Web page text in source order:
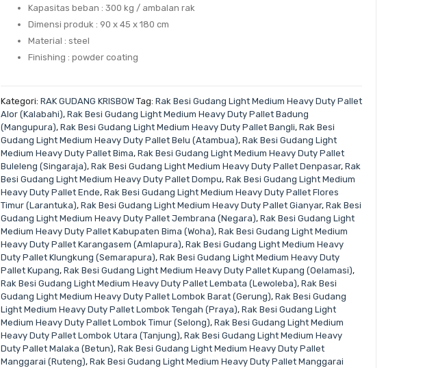
Kapasitas beban : 300 kg / ambalan rak
Dimensi produk : 90 x 45 x 180 cm
Material : steel
Finishing : powder coating
Kategori: RAK GUDANG KRISBOW Tag: Rak Besi Gudang Light Medium Heavy Duty Pallet
Alor (Kalabahi), Rak Besi Gudang Light Medium Heavy Duty Pallet Badung
(Mangupura), Rak Besi Gudang Light Medium Heavy Duty Pallet Bangli, Rak Besi
Gudang Light Medium Heavy Duty Pallet Belu (Atambua), Rak Besi Gudang Light
Medium Heavy Duty Pallet Bima, Rak Besi Gudang Light Medium Heavy Duty Pallet
Buleleng (Singaraja), Rak Besi Gudang Light Medium Heavy Duty Pallet Denpasar, Rak
Besi Gudang Light Medium Heavy Duty Pallet Dompu, Rak Besi Gudang Light Medium
Heavy Duty Pallet Ende, Rak Besi Gudang Light Medium Heavy Duty Pallet Flores
Timur (Larantuka), Rak Besi Gudang Light Medium Heavy Duty Pallet Gianyar, Rak Besi
Gudang Light Medium Heavy Duty Pallet Jembrana (Negara), Rak Besi Gudang Light
Medium Heavy Duty Pallet Kabupaten Bima (Woha), Rak Besi Gudang Light Medium
Heavy Duty Pallet Karangasem (Amlapura), Rak Besi Gudang Light Medium Heavy
Duty Pallet Klungkung (Semarapura), Rak Besi Gudang Light Medium Heavy Duty
Pallet Kupang, Rak Besi Gudang Light Medium Heavy Duty Pallet Kupang (Oelamasi),
Rak Besi Gudang Light Medium Heavy Duty Pallet Lembata (Lewoleba), Rak Besi
Gudang Light Medium Heavy Duty Pallet Lombok Barat (Gerung), Rak Besi Gudang
Light Medium Heavy Duty Pallet Lombok Tengah (Praya), Rak Besi Gudang Light
Medium Heavy Duty Pallet Lombok Timur (Selong), Rak Besi Gudang Light Medium
Heavy Duty Pallet Lombok Utara (Tanjung), Rak Besi Gudang Light Medium Heavy
Duty Pallet Malaka (Betun), Rak Besi Gudang Light Medium Heavy Duty Pallet
Manggarai (Ruteng), Rak Besi Gudang Light Medium Heavy Duty Pallet Manggarai